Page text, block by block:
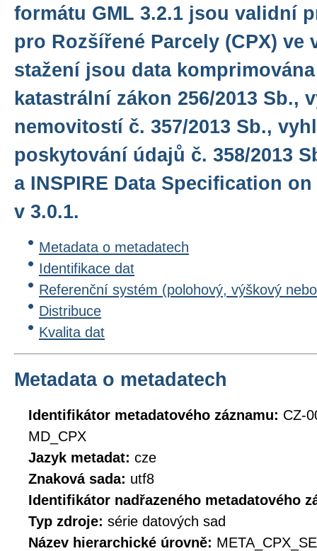
formátu GML 3.2.1 jsou validní
pro Rozšířené Parcely (CPX) ve
stažení jsou data
katastrální zákon 256/2013 Sb.,
nemovitostí č. 357/2013 Sb.,
poskytování údajů č. 358/2013
a INSPIRE Data Specification
v 3.0.1.
Metadata o metadatech
Identifikace dat
Referenční systém (polohový, výškový
Distribuce
Kvalita dat
Metadata o metadatech
Identifikátor metadatového záznamu: CZ-
MD_CPX
Jazyk metadat: cze
Znaková sada: utf8
Identifikátor nadřazeného metadatového
Typ zdroje: série datových sad
Název hierarchické úrovně: